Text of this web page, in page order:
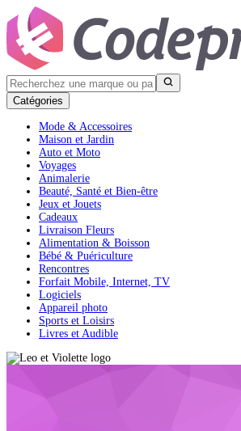
Catégories
Mode & Accessoires
Maison et Jardin
Auto et Moto
Voyages
Animalerie
Beauté, Santé et Bien-être
Jeux et Jouets
Cadeaux
Livraison Fleurs
Alimentation & Boisson
Bébé & Puériculture
Rencontres
Forfait Mobile, Internet, TV
Logiciels
Appareil photo
Sports et Loisirs
Livres et Audible